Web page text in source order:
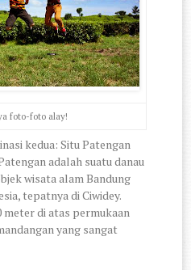
foto-foto alay!
kedua: Situ Patengan
adalah suatu danau
wisata alam Bandung
tepatnya di Ciwidey.
di atas permukaan
yang sangat